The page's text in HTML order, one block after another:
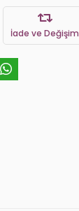
İade ve Değişim